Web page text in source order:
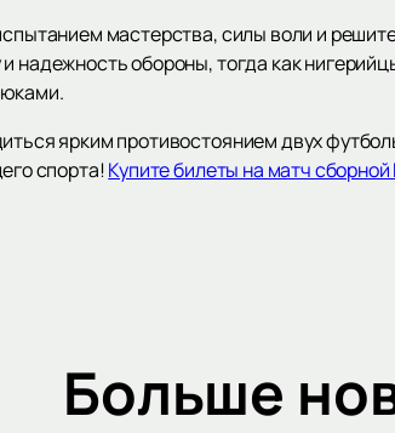
мастерства, силы воли и
надежность обороны, тогда как
ярким противостоянием двух
спорта! Купите билеты на матч
Больше